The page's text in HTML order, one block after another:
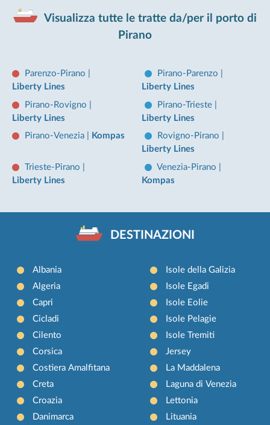
Visualizza tutte le tratte da/per il porto di
Pirano
Parenzo-Pirano
Liberty Lines
Pirano-Parenzo
Liberty Lines
Pirano-Rovigno
Liberty Lines
Pirano-Trieste
Liberty Lines
Pirano-Venezia
Kompas Rovigno-Pirano
Liberty Lines
Trieste-Pirano
Liberty Lines
Venezia-Pirano
Kompas
DESTINAZIONI
Albania
Algeria
Capri
Cicladi
Cilento
Corsica
Costiera Amalfitana
Creta
Croazia
Danimarca
Isole della Galizia
Isole Egadi
Isole Eolie
Isole Pelagie
Isole Tremiti
Jersey
La Maddalena
Laguna di Venezia
Lettonia
Lituania